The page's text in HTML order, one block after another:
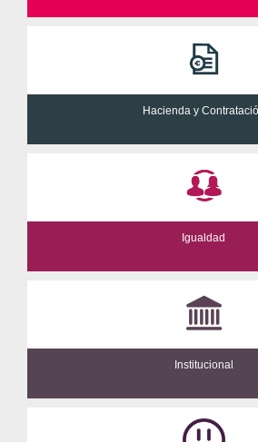
Hacienda y
Igualdad
Institucional